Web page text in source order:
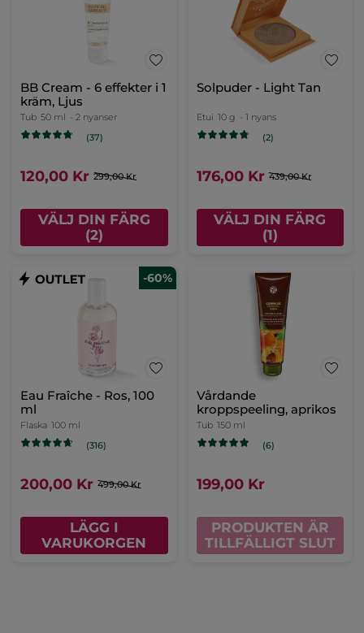
BB Cream - 6 effekter i 1
kräm, Ljus
Tub 50 ml - 2 nyanser
(37)
120,00 Kr 299,00 Kr
VÄLJ DIN FÄRG
(2)
Solpuder - Light Tan
Etui 10 g - 1 nyans
(2)
176,00 Kr 439,00 Kr
VÄLJ DIN FÄRG
(1)
-60%
Eau Fraîche - Ros, 100
ml
Flaska 100 ml
(316)
200,00 Kr 499,00 Kr
LÄGG I
VARUKORGEN
Vårdande
kroppspeeling, aprikos
Tub 150 ml
(6)
199,00 Kr
PRODUKTEN ÄR
TILLFÄLLIGT SLUT